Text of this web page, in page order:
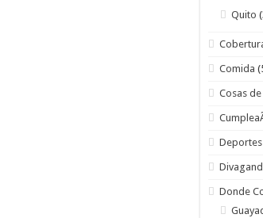
Quito
Comida
Cosas de
Deportes
Donde